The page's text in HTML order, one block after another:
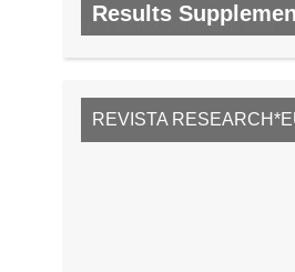
Results
N.º 3, MARZO 2008/ABRIL 2008
REVISTA